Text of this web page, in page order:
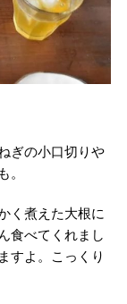
ぎの小口切りや
。
く煮えた大根に
食べてくれまし
すよ。こっくり